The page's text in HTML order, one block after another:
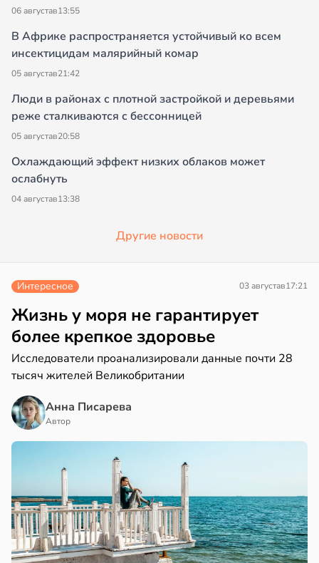
06 августав13:55
В Африке распространяется устойчивый ко всем
инсектицидам малярийный комар
05 августав21:42
Люди в районах с плотной застройкой и деревьями
реже сталкиваются с бессонницей
05 августав20:58
Охлаждающий эффект низких облаков может
ослабнуть
04 августав13:38
Другие новости
Интересное 03 августав17:21
Жизнь у моря не гарантирует
более крепкое здоровье
Исследователи проанализировали данные почти 28
тысяч жителей Великобритании
Анна Писарева
Автор